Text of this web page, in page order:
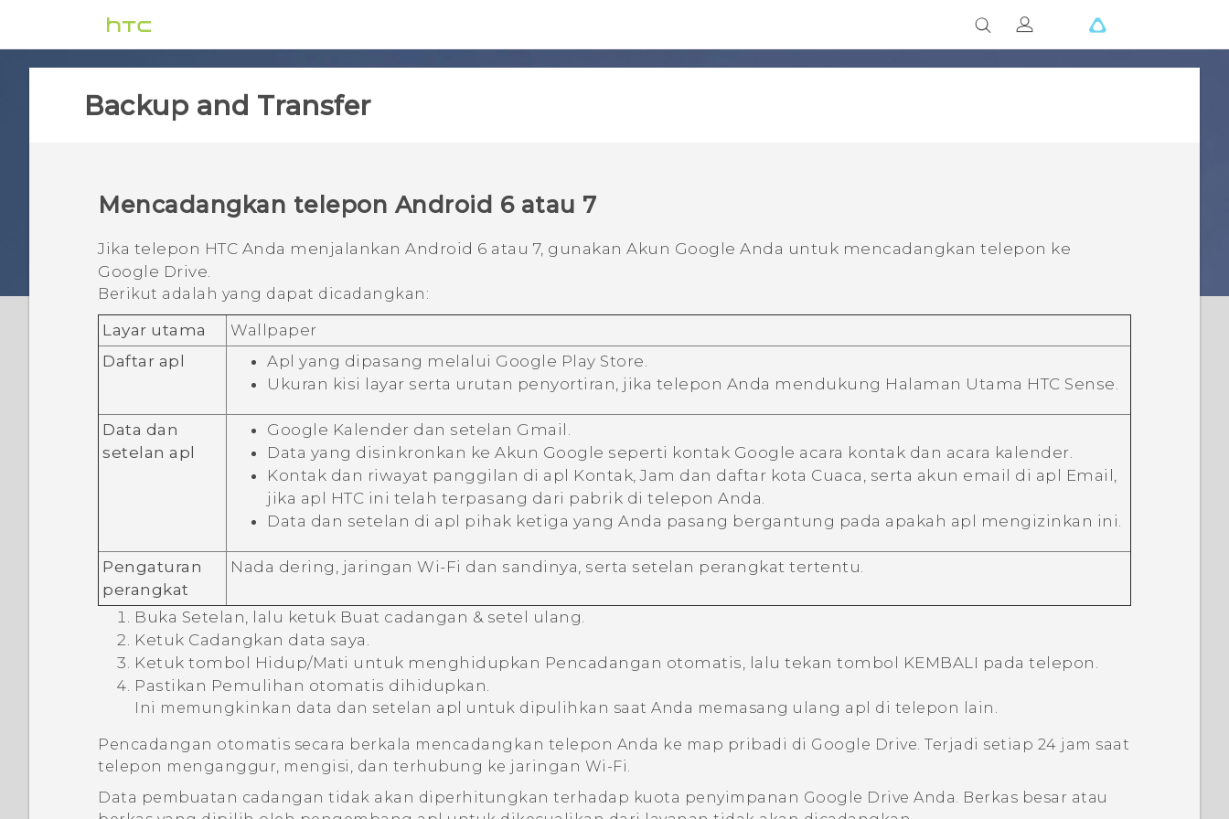
Backup and Transfer
Mencadangkan telepon Android 6 atau 7
Jika telepon HTC Anda menjalankan Android 6 atau 7, gunakan Akun Google Anda untuk mencadangkan telepon ke
Google Drive
Berikut adalah yang dapat dicadangkan:
Layar utama
Wallpaper
Daftar apl
Apl yang dipasang melalui Google Play Store
Ukuran kisi layar serta urutan penyortiran, jika telepon Anda mendukung Halaman Utama HTC Sense
Data dan
setelan apl
Google Kalender dan setelan Gmail
Data yang disinkronkan ke Akun Google seperti kontak Google acara kontak dan acara kalender.
Kontak dan riwayat panggilan di apl Kontak ,Jam dan daftar kota Cuaca , serta akun email di apl Email
jika apl HTC ini telah terpasang dari pabrik di telepon Anda.
Data dan setelan di apl pihak ketiga yang Anda pasang bergantung pada apakah apl mengizinkan ini.
Pengaturan
perangkat
Nada dering, jaringan Wi‍-Fi dan sandinya, serta setelan perangkat tertentu.
Buka Setelan, lalu ketuk Buat cadangan & setel ulang
Ketuk Cadangkan data saya
Ketuk tombol Hidup/Mati untuk menghidupkan Pencadangan otomatis, lalu tekan tombol KEMBALI pada telepon.
Pastikan Pemulihan otomatis dihidupkan.
Ini memungkinkan data dan setelan apl untuk dipulihkan saat Anda memasang ulang apl di telepon lain.
Pencadangan otomatis secara berkala mencadangkan telepon Anda ke map pribadi di Google Drive . Terjadi setiap 24 jam saat
telepon menganggur, mengisi, dan terhubung ke jaringan Wi‍-Fi
Data pembuatan cadangan tidak akan diperhitungkan terhadap kuota penyimpanan Google Drive Anda. Berkas besar atau